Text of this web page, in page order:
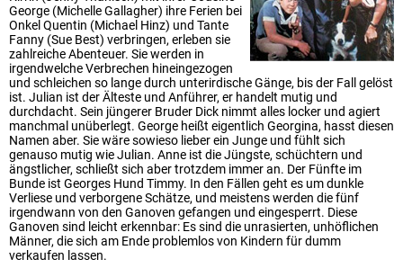
George (Michelle Gallagher) ihre Ferien bei
Onkel Quentin (Michael Hinz) und Tante
Fanny (Sue Best) verbringen, erleben sie
zahlreiche Abenteuer. Sie werden in
irgendwelche Verbrechen hineingezogen
und schleichen so lange durch unterirdische Gänge, bis der Fall gelöst
ist. Julian ist der Älteste und Anführer, er handelt mutig und
durchdacht. Sein jüngerer Bruder Dick nimmt alles locker und agiert
manchmal unüberlegt. George heißt eigentlich Georgina, hasst diesen
Namen aber. Sie wäre sowieso lieber ein Junge und fühlt sich
genauso mutig wie Julian. Anne ist die Jüngste, schüchtern und
ängstlicher, schließt sich aber trotzdem immer an. Der Fünfte im
Bunde ist Georges Hund Timmy. In den Fällen geht es um dunkle
Verliese und verborgene Schätze, und meistens werden die fünf
irgendwann von den Ganoven gefangen und eingesperrt. Diese
Ganoven sind leicht erkennbar: Es sind die unrasierten, unhöflichen
Männer, die sich am Ende problemlos von Kindern für dumm
verkaufen lassen.